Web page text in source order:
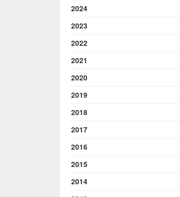
2024
2023
2022
2021
2020
2019
2018
2017
2016
2015
2014